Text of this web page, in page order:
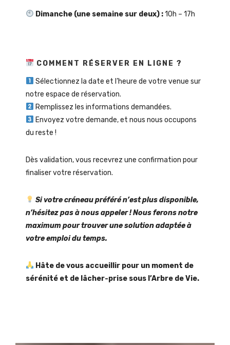
Dimanche (une semaine sur deux) :10h – 17h
COMMENT RÉSERVER EN LIGNE ?
Sélectionnez la date et l’heure de votre venue sur
notre espace de réservation.
Remplissez les informations demandées.
Envoyez votre demande, et nous nous occupons
du reste !
Dès validation, vous recevrez une confirmation pour
finaliser votre réservation.
Si votre créneau préféré n’est plus disponible,
n’hésitez pas à nous appeler ! Nous ferons notre
maximum pour trouver une solution adaptée à
votre emploi du temps.
Hâte de vous accueillir pour un moment de
sérénité et de lâcher-prise sous l’Arbre de Vie.